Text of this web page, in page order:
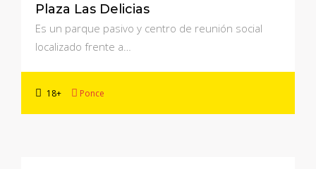
Plaza Las Delicias
Es un parque pasivo y centro de reunión social
localizado frente a…
18+ Ponce